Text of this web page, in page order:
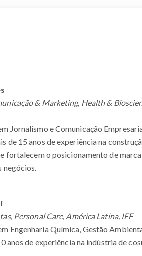
& Marketing, Health &
Jornalismo e Comunicação
de 15 anos de experiência na
fortalecem o posicionamento de
negócios.
Personal Care, América Latina, IFF
Engenharia Química, Gestão
anos de experiência na indústria de